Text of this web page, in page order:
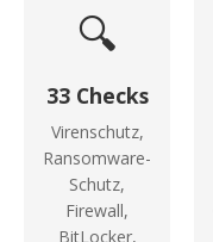
🔍
33 Checks
Virenschutz,
Ransomware-
Schutz,
Firewall,
BitLocker,